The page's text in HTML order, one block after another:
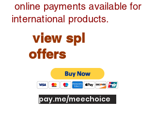
online payments available for
international products.
view spl
offers
pay.me/meechoice